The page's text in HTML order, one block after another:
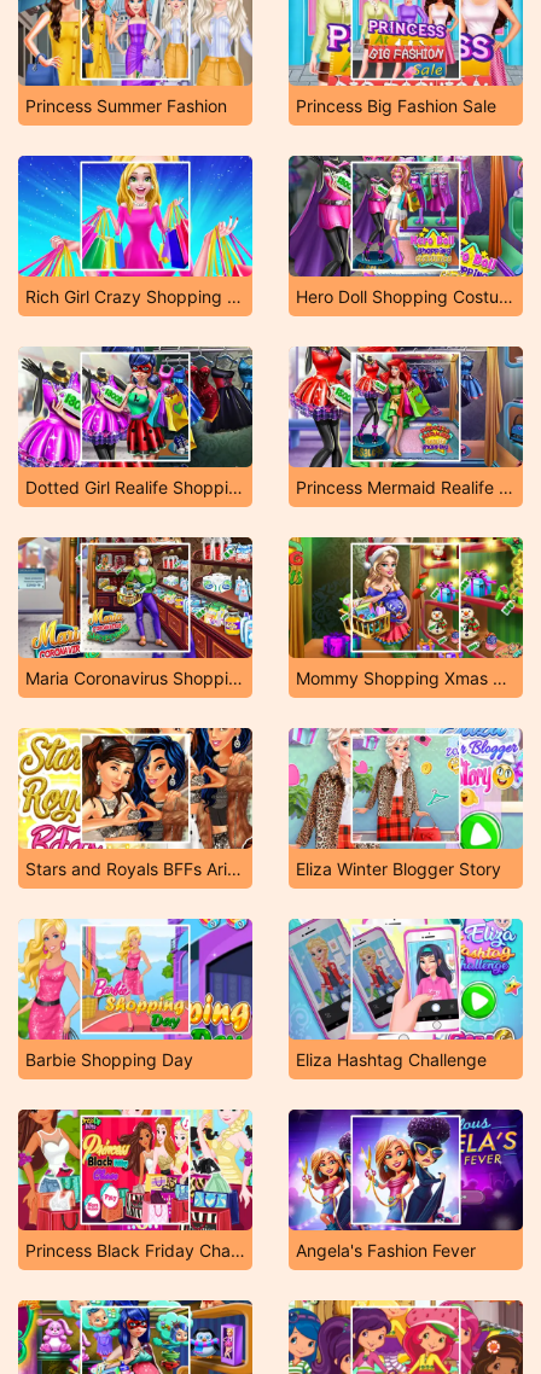
Princess Summer Fashion Princess Big Fashion Sale
Rich Girl Crazy Shopping - Fashion Game Hero Doll Shopping Costumes
Dotted Girl Realife Shopping Princess Mermaid Realife Shopping
Maria Coronavirus Shopping Mommy Shopping Xmas Gifts
Stars and Royals BFFs Ariana and Jasmine Eliza Winter Blogger Story
Barbie Shopping Day Eliza Hashtag Challenge
Princess Black Friday Chaos Angela's Fashion Fever